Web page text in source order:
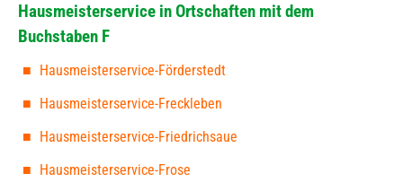
Hausmeisterservice in Ortschaften mit dem
Buchstaben F
Hausmeisterservice-Förderstedt
Hausmeisterservice-Freckleben
Hausmeisterservice-Friedrichsaue
Hausmeisterservice-Frose